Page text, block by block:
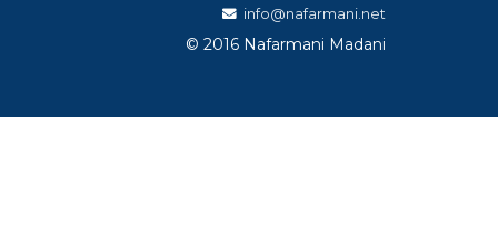
info@nafarmani.net
© 2016 Nafarmani Madani